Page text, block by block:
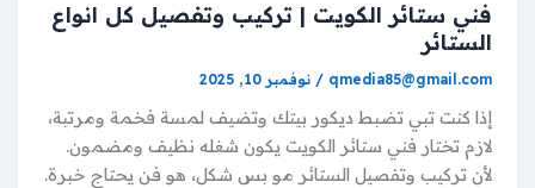
فني ستائر الكويت | تركيب وتفصيل كل انواع
الستائر
qmedia85@gmail.com
/ نوفمبر 10, 2025
إذا كنت تبي تضبط ديكور بيتك وتضيف لمسة فخمة ومرتبة،
لازم تختار فني ستائر الكويت يكون شغله نظيف ومضمون.
لأن تركيب وتفصيل الستائر مو بس شكل، هو فن يحتاج خبرة.